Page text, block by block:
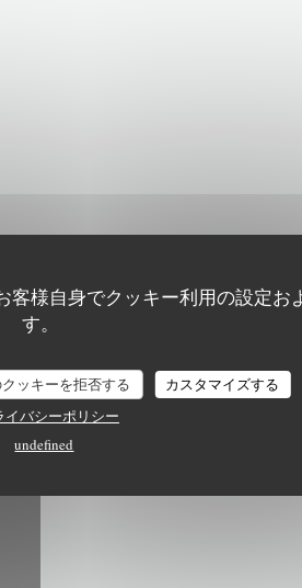
様自身でクッキー利用の設定お
す。
ッキーを拒否する
カスタマイズする
イバシーポリシー
undefined
LYCÉE GUILLAUME TIREL